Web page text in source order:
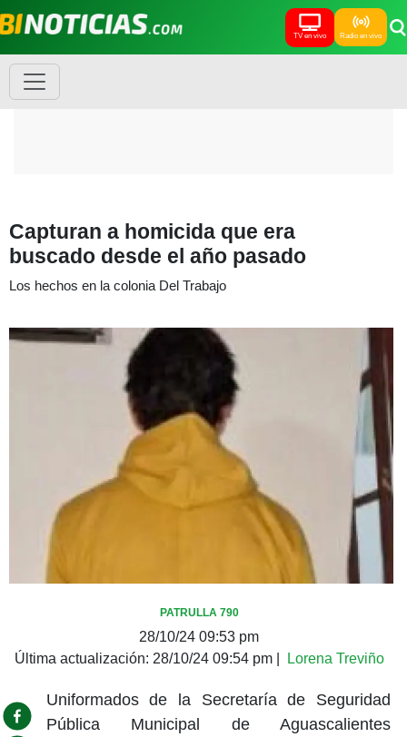
TV en vivo Radio en vivo
Capturan a homicida que era
buscado desde el año pasado
Los hechos en la colonia Del Trabajo
PATRULLA 790
28/10/24 09:53 pm
Última actualización: 28/10/24 09:54 pm| Lorena Treviño
Uniformados de la Secretaría de Seguridad
Pública Municipal de Aguascalientes